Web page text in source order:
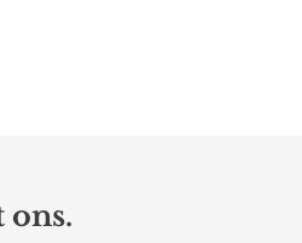
ons.